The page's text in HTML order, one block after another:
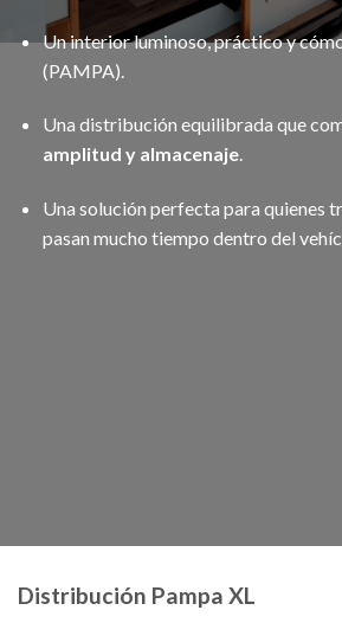
Un interior luminoso, práctico y
(PAMPA).
Una distribución equilibrada que
amplitud y almacenaje.
Una solución perfecta para quienes
pasan mucho tiempo dentro del
Distribución Pampa XL